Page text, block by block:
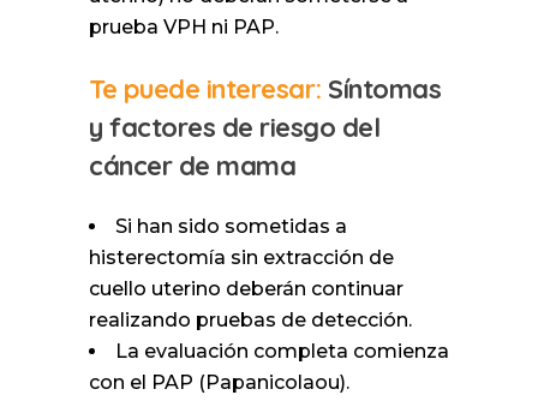
prueba VPH ni PAP.
Te puede interesar: Síntomas
y factores de riesgo del
cáncer de mama
Si han sido sometidas a
histerectomía sin extracción de
cuello uterino deberán continuar
realizando pruebas de detección.
La evaluación completa comienza
con el PAP (Papanicolaou).